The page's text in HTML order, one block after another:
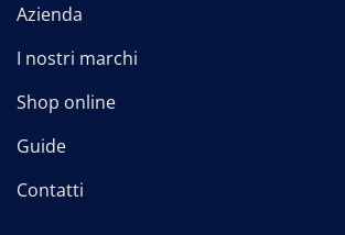
Azienda
I nostri marchi
Shop online
Guide
Contatti